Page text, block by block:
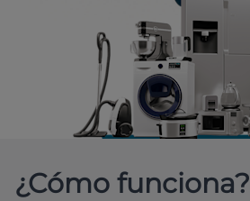
¿Cómo funciona?